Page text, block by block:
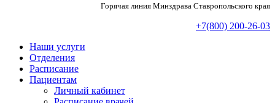
Горячая линия Минздрава Ставропольского края
+7(800) 200-26-03
Наши услуги
Отделения
Расписание
Пациентам
Личный кабинет